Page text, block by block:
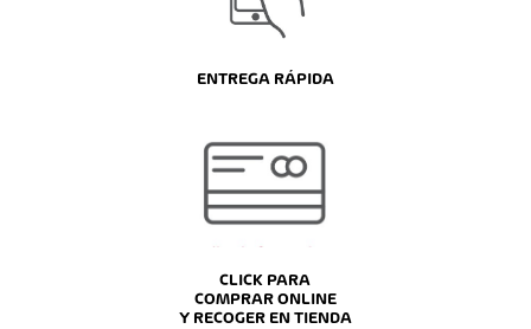
ENTREGA RÁPIDA
CLICK PARA
COMPRAR ONLINE
Y RECOGER EN TIENDA